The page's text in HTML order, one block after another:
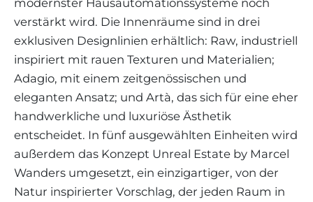
modernster Hausautomationssysteme noch
verstärkt wird. Die Innenräume sind in drei
exklusiven Designlinien erhältlich: Raw, industriell
inspiriert mit rauen Texturen und Materialien;
Adagio, mit einem zeitgenössischen und
eleganten Ansatz; und Artà, das sich für eine eher
handwerkliche und luxuriöse Ästhetik
entscheidet. In fünf ausgewählten Einheiten wird
außerdem das Konzept Unreal Estate by Marcel
Wanders umgesetzt, ein einzigartiger, von der
Natur inspirierter Vorschlag, der jeden Raum in